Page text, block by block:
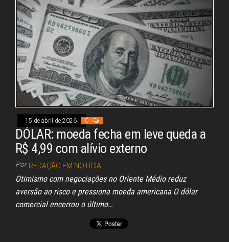
pp
15 de abril de 2026 0
DÓLAR: moeda fecha em leve queda a
R$ 4,99 com alívio externo
Por REDAÇÃO EM NOTÍCIA
Otimismo com negociações no Oriente Médio reduz
aversão ao risco e pressiona moeda americana O dólar
comercial encerrou o último…